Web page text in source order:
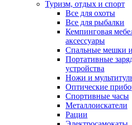
Туризм, отдых и спорт
Все для охоты
Все для рыбалки
Кемпинговая
аксессуары
Спальные мешки
Портативные
устройства
Ножи и
Оптические
Спортивные часы
Металлоискатели
Рации